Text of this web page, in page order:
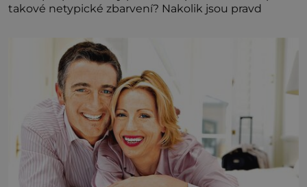
takové netypické zbarvení? Nakolik jsou pravd